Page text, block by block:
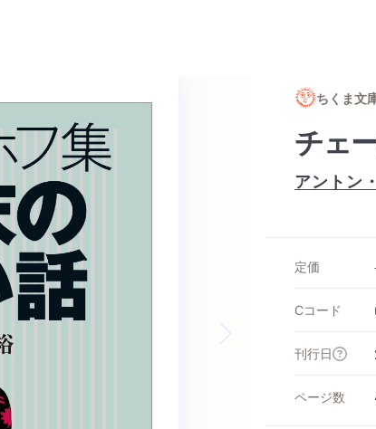
ちくま文
チェ
アントン
定価
Cコード
刊行日
ページ数